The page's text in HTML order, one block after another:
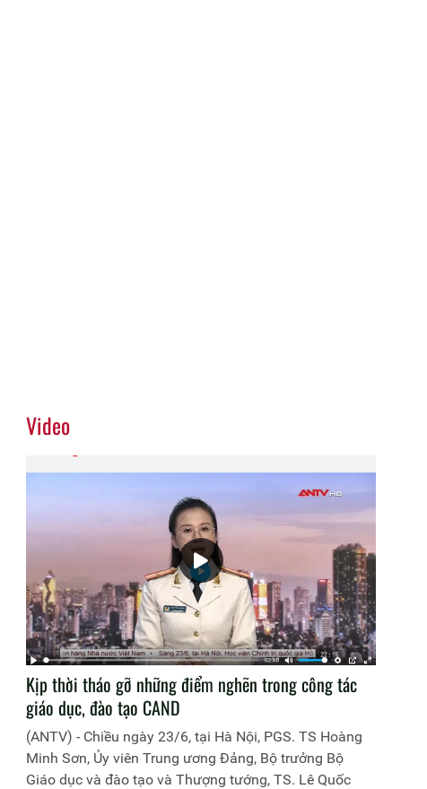
Video
Kịp thời tháo gỡ những điểm nghẽn trong công tác
giáo dục, đào tạo CAND
(ANTV) - Chiều ngày 23/6, tại Hà Nội, PGS. TS Hoàng
Minh Sơn, Ủy viên Trung ương Đảng, Bộ trưởng Bộ
Giáo dục và đào tạo và Thượng tướng, TS. Lê Quốc